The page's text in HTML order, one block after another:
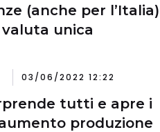
(anche per l’Italia)
03/06/2022 12:22
tutti e apre i
produzione